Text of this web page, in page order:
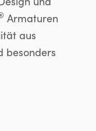
Armaturen
aus
besonders